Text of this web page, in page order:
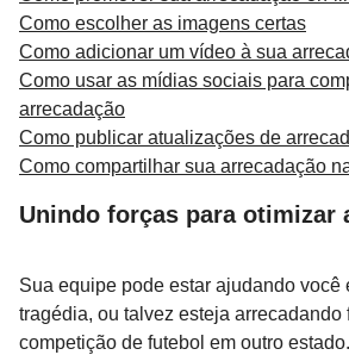
Como escolher as imagens certas
Como adicionar um vídeo à sua
Como usar as mídias sociais para
arrecadação
Como publicar atualizações de
Como compartilhar sua arrecadação
Unindo forças para otimizar
Sua equipe pode estar ajudando você
tragédia, ou talvez esteja arrecadando
competição de futebol em outro